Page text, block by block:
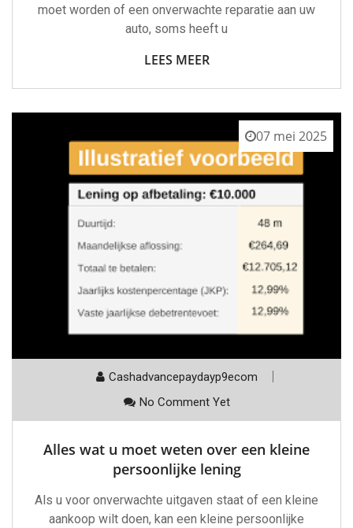
moet worden of een onverwachte reparatie aan uw
auto, soms heeft u
LEES MEER
07 mei 2025
Cashadvancepaydayp9ecom
No Comment Yet
Alles wat u moet weten over een kleine
persoonlijke lening
Als u voor onverwachte uitgaven staat of een kleine
aankoop wilt doen, kan een kleine persoonlijke